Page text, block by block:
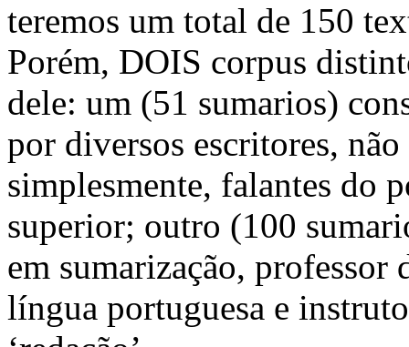
teremos um total de 150
Porém, DOIS corpus
dele: um (51 sumarios)
por diversos escritores,
simplesmente, falantes do
superior; outro (100
em sumarização, professor
língua portuguesa e